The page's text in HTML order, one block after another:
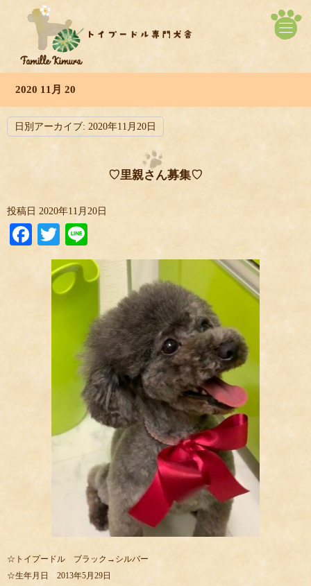
2020 11月 20
日別アーカイブ: 2020年11月20日
♡里親さん募集♡
投稿日 2020年11月20日
Facebook
Twitter
☆トイプードル ブラック→シルバー
☆生年月日 2013年5月29日